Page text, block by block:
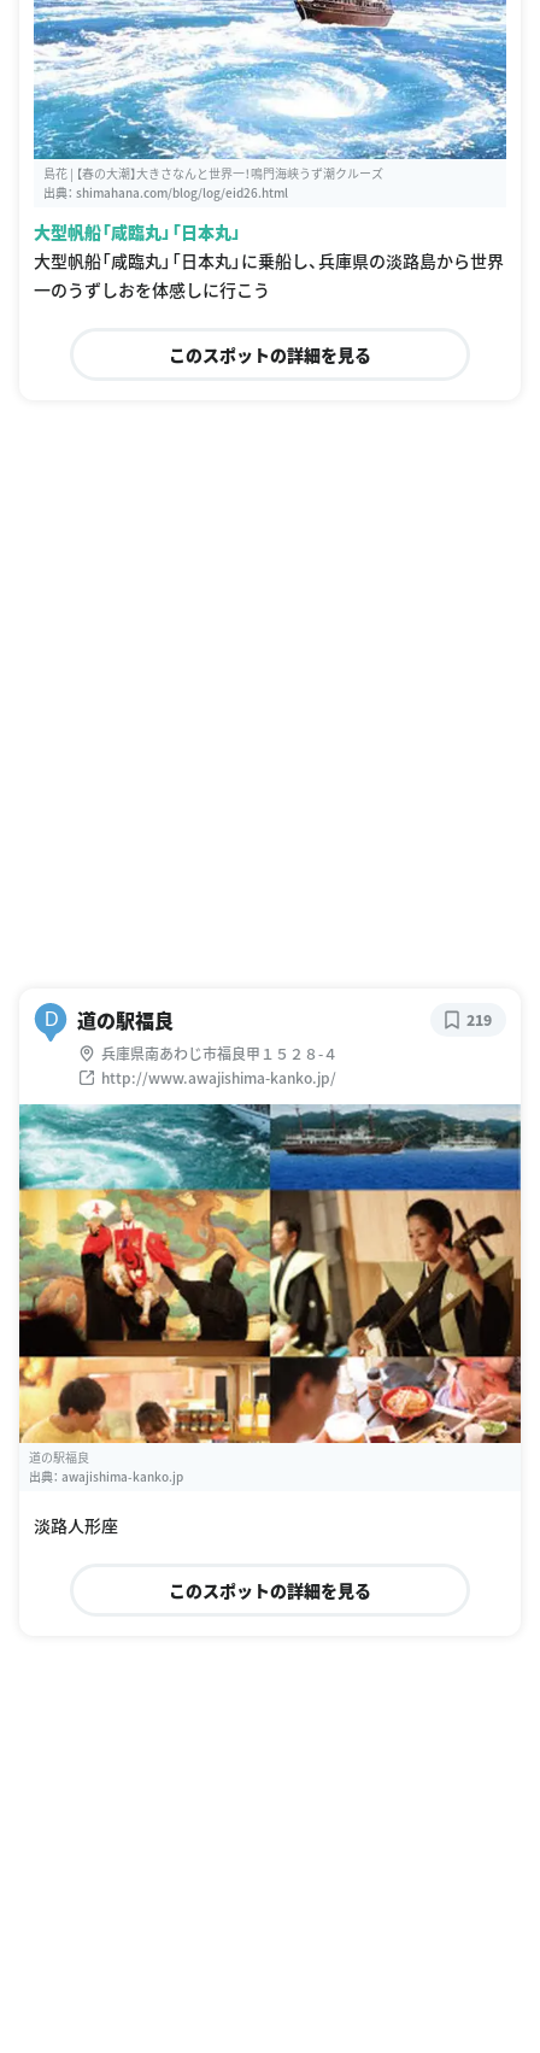
島花 | 【春の大潮】大きさなんと世界一！鳴門海峡うず潮クルーズ
出典： shimahana.com/blog/log/eid26.html
大型帆船「咸臨丸」「日本丸」
大型帆船「咸臨丸」「日本丸」に乗船し、兵庫県の淡路島から世界
一のうずしおを体感しに行こう
このスポットの詳細を見る
D 道の駅福良
兵庫県南あわじ市福良甲１５２８-４
http://www.awajishima-kanko.jp/
219
道の駅福良
出典： awajishima-kanko.jp
淡路人形座
このスポットの詳細を見る